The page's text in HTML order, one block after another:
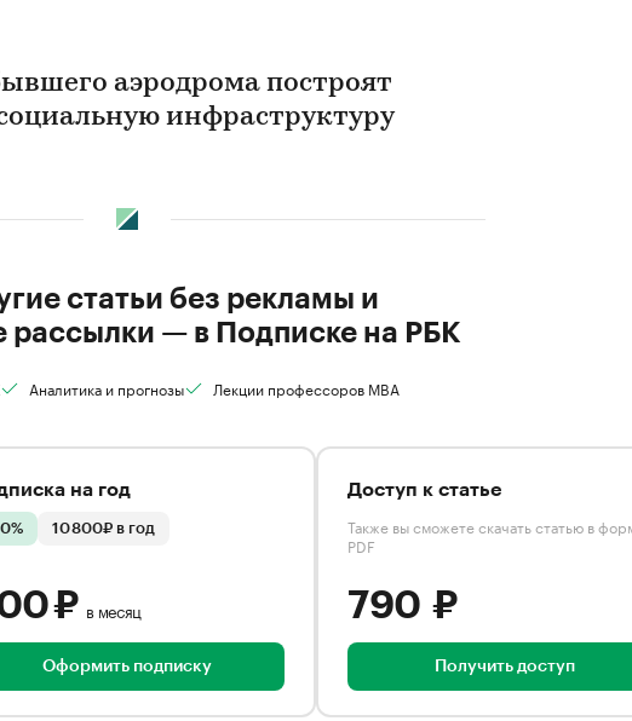
аэродрома построят
инфраструктуру
статьи без рекламы и
рассылки — в Подписке на РБК
Аналитика и прогнозы Лекции профессоров MBA
на год
10 800₽ в год
₽ в месяц
Оформить подписку
Доступ к статье
Также вы сможете скачать статью в
PDF
790 ₽
Получить доступ